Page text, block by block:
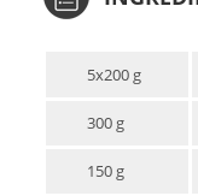
5x200 g
300 g
150 g